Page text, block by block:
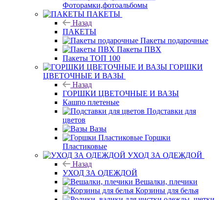
Фоторамки,фотоальбомы
ПАКЕТЫ
Назад
ПАКЕТЫ
Пакеты подарочные
Пакеты ПВХ
Пакеты ТОП 100
ГОРШКИ
ЦВЕТОЧНЫЕ И ВАЗЫ
Назад
ГОРШКИ ЦВЕТОЧНЫЕ И ВАЗЫ
Кашпо плетеные
Подставки для
цветов
Вазы
Горшки
Пластиковые
УХОД ЗА ОДЕЖДОЙ
Назад
УХОД ЗА ОДЕЖДОЙ
Вешалки, плечики
Корзины для белья